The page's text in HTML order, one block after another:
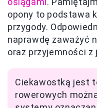
opony to podstawa
przygody.
naprawdę zaważyć
oraz przyjemności z
Ciekawostką jest
rowerowych